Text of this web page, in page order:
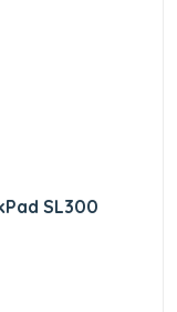
SL300